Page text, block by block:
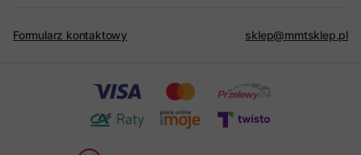
Formularz kontaktowy sklep@mmtsklep.pl